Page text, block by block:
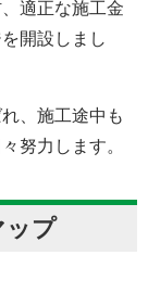
適正な施工金
開設しまし
、施工途中も
努力します。
ップ